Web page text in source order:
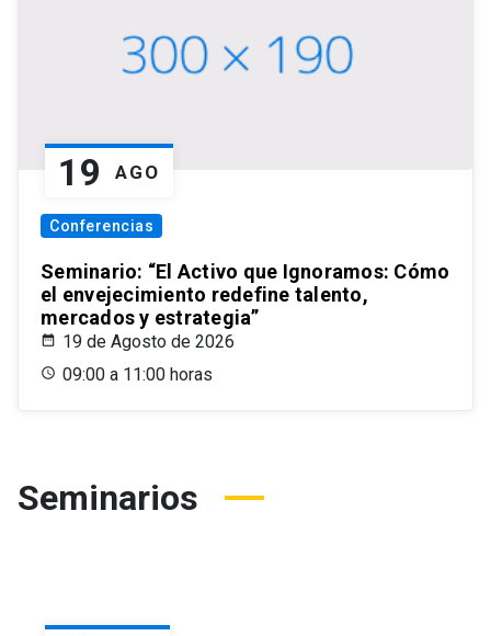
19 AGO
Conferencias
Seminario: “El Activo que Ignoramos: Cómo
el envejecimiento redefine talento,
mercados y estrategia”
19 de Agosto de 2026
09:00 a 11:00 horas
Seminarios